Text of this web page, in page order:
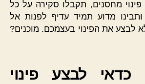
מחסנים, תקבלו סקירה על כל
ותבינו מדוע תמיד עדיף לפנות אל
לבצע את הפינוי בעצמכם. מוכנים?
לבצע פינוי